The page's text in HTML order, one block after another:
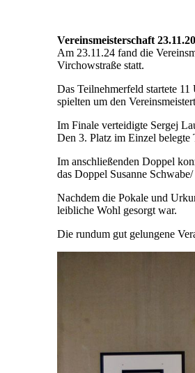
Vereinsmeisterschaft
Am 23.11.24 fand die
Virchowstraße statt.
Das Teilnehmerfeld startete
spielten um den
Im Finale verteidigte Sergej
Den 3. Platz im Einzel belegte
Im anschließenden Doppel
das Doppel Susanne
Nachdem die Pokale und
leibliche Wohl gesorgt war.
Die rundum gut gelungene